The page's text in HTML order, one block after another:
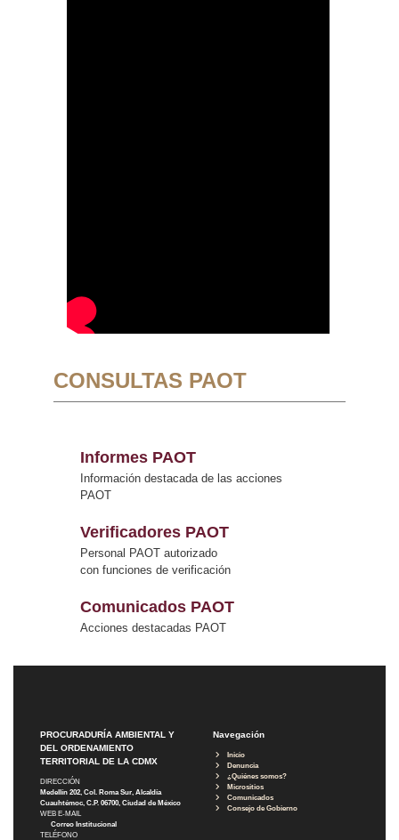
CONSULTAS PAOT
Informes PAOT
Información destacada de las acciones
PAOT
Verificadores PAOT
Personal PAOT autorizado
con funciones de verificación
Comunicados PAOT
Acciones destacadas PAOT
PROCURADURÍA AMBIENTAL Y
DEL ORDENAMIENTO
TERRITORIAL DE LA CDMX
DIRECCIÓN
Medellín 202, Col. Roma Sur, Alcaldía
Cuauhtémoc, C.P. 06700, Ciudad de México
WEB E-MAIL
Correo Institucional
TELÉFONO
Navegación
Inicio
Denuncia
¿Quiénes somos?
Micrositios
Comunicados
Consejo de Gobierno